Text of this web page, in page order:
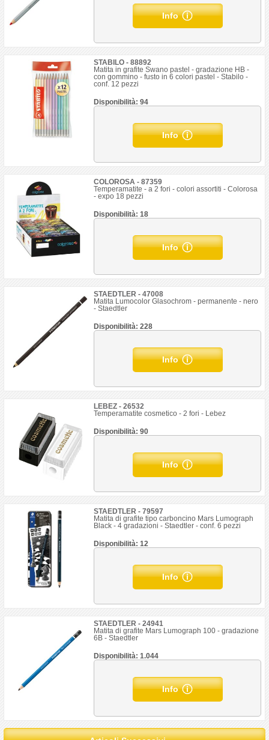
Info
STABILO - 88892
Matita in grafite Swano pastel - gradazione HB -
con gommino - fusto in 6 colori pastel - Stabilo -
conf. 12 pezzi
Disponibilità: 94
Info
COLOROSA - 87359
Temperamatite - a 2 fori - colori assortiti - Colorosa
- expo 18 pezzi
Disponibilità: 18
Info
STAEDTLER - 47008
Matita Lumocolor Glasochrom - permanente - nero
- Staedtler
Disponibilità: 228
Info
LEBEZ - 26532
Temperamatite cosmetico - 2 fori - Lebez
Disponibilità: 90
Info
STAEDTLER - 79597
Matita di grafite tipo carboncino Mars Lumograph
Black - 4 gradazioni - Staedtler - conf. 6 pezzi
Disponibilità: 12
Info
STAEDTLER - 24941
Matita di grafite Mars Lumograph 100 - gradazione
6B - Staedtler
Disponibilità: 1.044
Info